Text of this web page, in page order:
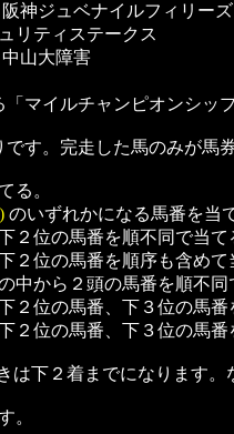
神ジュベナイルフィリーズ
リティステークス
山大障害
マイルチャンピオンシップ
す。完走した馬のみが馬
る。
のいずれかになる馬番を当
位の馬番を順不同で当て
位の馬番を順序も含めて
から２頭の馬番を順不同
位の馬番、下３位の馬番
位の馬番、下３位の馬番
は下２着までになります
。